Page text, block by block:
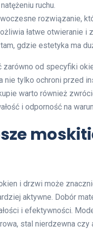
ruchu.
rozwiązanie,
łatwe otwieranie
gdzie estetyka ma
od specyfiki
nie tylko ochroni przed
warto również
i odporność na
i drzwi może
aktywne. Dobór
i efektywności.
stal nierdzewna